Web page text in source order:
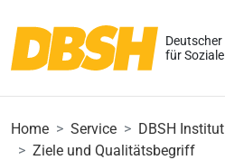
für
Home Service
DBSH Institut
Ziele und Qualitätsbegriff